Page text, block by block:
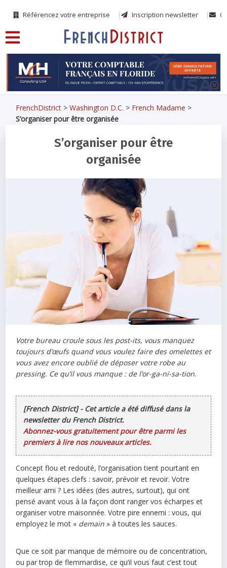
Référencez votre entreprise Inscription newsletter
FrenchDistrict >Washington D.C. > French Madame >
S’organiser pour être organisée
S’organiser pour être
organisée
Votre bureau croule sous les post-its, vous manquez
toujours d’œufs quand vous voulez faire des omelettes et
vous avez encore oublié de déposer votre robe au
pressing. Ce qu’il vous manque : de l’or-ga-ni-sa-tion.
[French District] - Cet article a été diffusé dans la
newsletter du French District.
Abonnez-vous gratuitement pour être parmi les
premiers à lire nos nouveaux articles.
Concept flou et redouté, l’organisation tient pourtant en
quelques étapes clefs : savoir, prévoir et revoir. Votre
meilleur ami ? Les idées (des autres, surtout), qui ont
pensé avant vous à la façon dont ranger vos écharpes et
organiser votre maisonnée. Votre pire ennemi : vous, qui
employez le mot « demain » à toutes les sauces.
Que ce soit par manque de mémoire ou de concentration,
ou par trop de flemmardise, ce qu’il vous faut c’est tout